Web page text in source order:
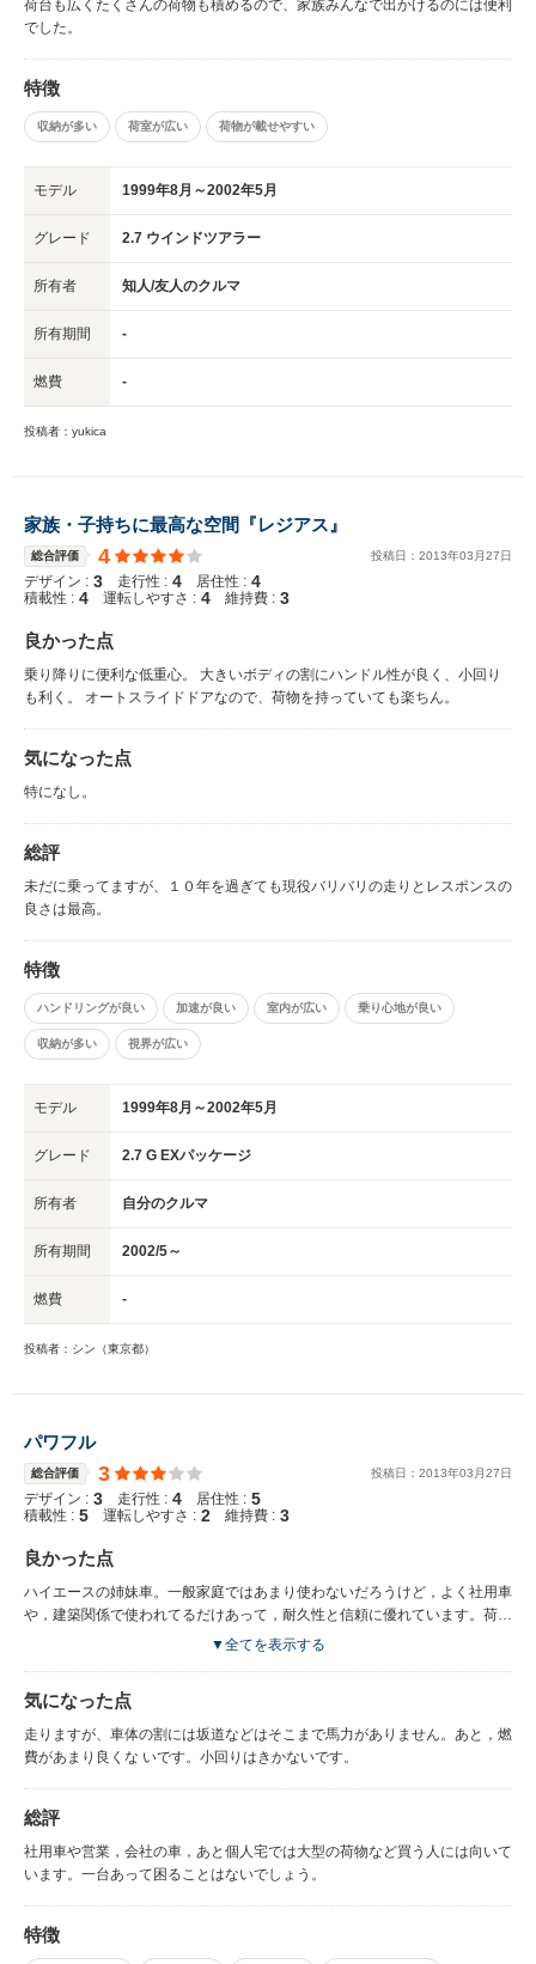
荷台も広くたくさんの荷物も積めるので、家族みんなで出かけるのには便利
でした。
特徴
収納が多い 荷室が広い 荷物が載せやすい
モデル 1999年8月～2002年5月
グレード 2.7 ウインドツアラー
所有者 知人/友人のクルマ
所有期間 -
燃費 -
投稿者：yukica
家族・子持ちに最高な空間『レジアス』
総合評価 4 投稿日： 2013年03 月27日
デザイン : 3 走行性 : 4 居住性 : 4
積載性 : 4 運転しやすさ : 4 維持費 : 3
良かった点
乗り降りに便利な低重心。 大きいボディの割にハンドル性が良く、小回り
も利く。 オートスライドドアなので、荷物を持っていても楽ちん。
気になった点
特になし。
総評
未だに乗ってますが、１０年を過ぎても現役バリバリの走りとレスポンスの
良さは最高。
特徴
ハンドリングが良い 加速が良い 室内が広い 乗り心地が良い
収納が多い 視界が広い
モデル 1999年8月～2002年5月
グレード 2.7 G EXパッケージ
所有者 自分のクルマ
所有期間 2002/5～
燃費 -
投稿者：シン（東京都）
パワフル
総合評価 3 投稿日： 2013年03 月27日
デザイン : 3 走行性 : 4 居住性 : 5
積載性 : 5 運転しやすさ : 2 維持費 : 3
良かった点
ハイエースの姉妹車。一般家庭ではあまり使わないだろうけど，よく社用車
や，建築関係で使われてるだけあって，耐久性と信頼に優れています。荷物
の積載はもちろん，よく走 るし，丁寧に乗ればながーく乗れます。部品も
▼全てを表示する
気になった点
走りますが、車体の割には坂道などはそこまで馬力がありません。あと，燃
費があまり良くな いです。小回りはきかないです。
総評
社用車や営業，会社の車，あと個人宅では大型の荷物など買う人には向いて
います。一台あって困ることはないでしょう。
特徴